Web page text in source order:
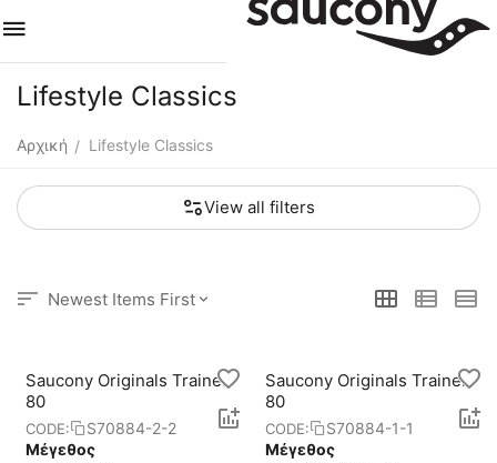
Lifestyle Classics
Αρχική / Lifestyle Classics
View all filters
Newest Items First
Saucony Originals Trainer
80
CODE:
S70884-2-2
Μέγεθος
Saucony Originals Trainer
80
CODE:
S70884-1-1
Μέγεθος